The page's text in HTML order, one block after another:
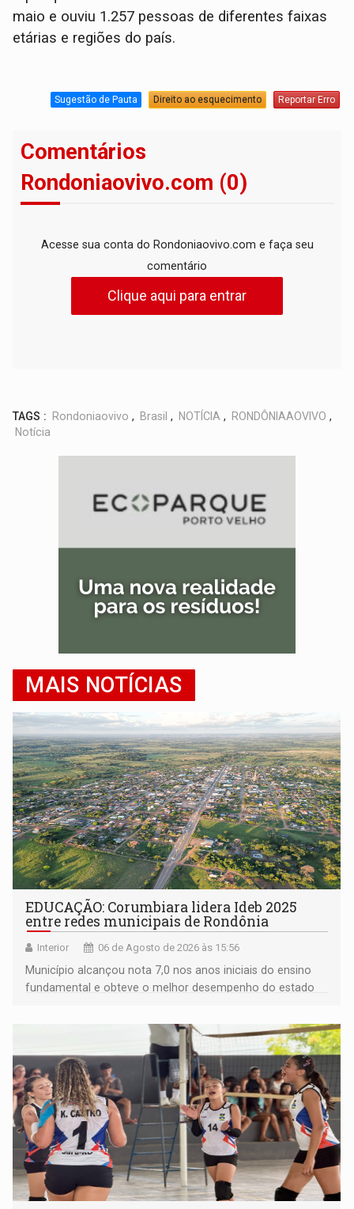
maio e ouviu 1.257 pessoas de diferentes faixas
etárias e regiões do país.
Sugestão de Pauta Direito ao esquecimento Reportar Erro
Comentários
Rondoniaovivo.com (0)
Acesse sua conta do Rondoniaovivo.com e faça seu
comentário
Clique aqui para entrar
TAGS : Rondoniaovivo , Brasil , NOTÍCIA , RONDÔNIAAOVIVO ,
Notícia
MAIS NOTÍCIAS
EDUCAÇÃO: Corumbiara lidera Ideb 2025
entre redes municipais de Rondônia
Interior 06 de Agosto de 2026 às 15:56
Município alcançou nota 7,0 nos anos iniciais do ensino
fundamental e obteve o melhor desempenho do estado